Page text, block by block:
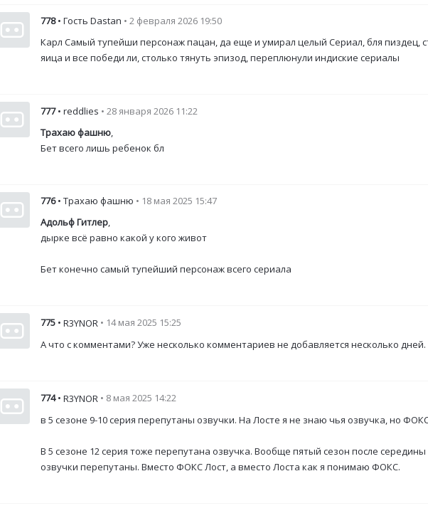
778 • Гость Dastan • 2 февраля 2026 19:50
Карл Самый тупейши персонаж пацан, да еще и умирал целый Сериал, бля пиздец,
яица и все победи ли, столько тянуть эпизод, переплюнули индиские сериалы
777 • reddlies • 28 января 2026 11:22
Трахаю фашню,
Бет всего лишь ребенок бл
776 • Трахаю фашню • 18 мая 2025 15:47
Адольф Гитлер,
дырке всё равно какой у кого живот
Бет конечно самый тупейший персонаж всего сериала
775 • R3YNOR • 14 мая 2025 15:25
А что с комментами? Уже несколько комментариев не добавляется несколько
774 • R3YNOR • 8 мая 2025 14:22
в 5 сезоне 9-10 серия перепутаны озвучки. На Лосте я не знаю чья озвучка, но
В 5 сезоне 12 серия тоже перепутана озвучка. Вообще пятый сезон после
озвучки перепутаны. Вместо ФОКС Лост, а вместо Лоста как я понимаю ФОКС.